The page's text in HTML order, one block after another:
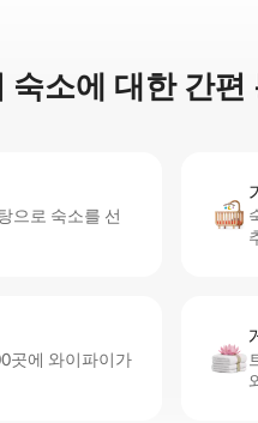
소에 대한 간편
으로 숙소를 선
곳에 와이파이가